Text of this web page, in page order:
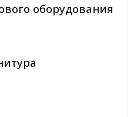
оборудования